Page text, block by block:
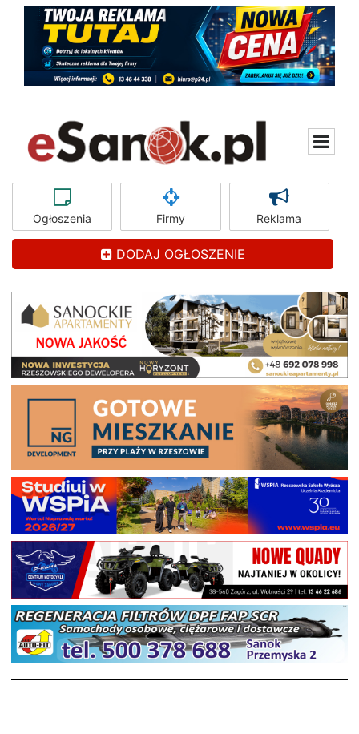
Ogłoszenia Firmy Reklama
DODAJ OGŁOSZENIE